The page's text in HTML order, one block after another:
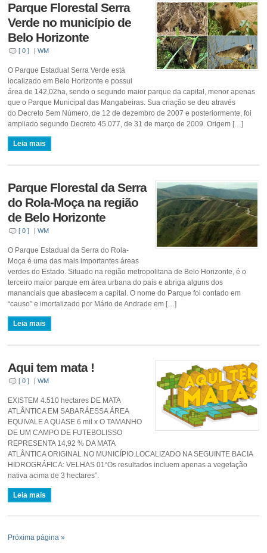
Parque Florestal Serra
Verde no município de
Belo Horizonte
[ 0 ] |WM
O Parque Estadual Serra Verde está
localizado em Belo Horizonte e possui
área de 142,02ha, sendo o segundo maior parque da capital, menor apenas
que o Parque Municipal das Mangabeiras. Sua criação se deu através
do Decreto Sem Número, de 12 de dezembro de 2007 e posteriormente, foi
ampliado segundo Decreto 45.077, de 31 de março de 2009. Origem […]
Leia mais
Parque Florestal da Serra
do Rola-Moça na região
de Belo Horizonte
[ 0 ] |WM
O Parque Estadual da Serra do Rola-
Moça é uma das mais importantes áreas
verdes do Estado. Situado na região metropolitana de Belo Horizonte, é o
terceiro maior parque em área urbana do país e abriga alguns dos
mananciais que abastecem a capital. O nome do Parque foi contado em
“causo” e imortalizado por Mário de Andrade em […]
Leia mais
Aqui tem mata !
[ 0 ] |WM
EXISTEM 4.510 hectares DE MATA
ATLÂNTICA EM SABARÁESSA ÁREA
EQUIVALE A QUASE 6 mil x O TAMANHO
DE UM CAMPO DE FUTEBOLISSO
REPRESENTA 14,92 % DA MATA
ATLÂNTICA ORIGINAL NO MUNICÍPIO.LOCALIZADO NA SEGUINTE BACIA
HIDROGRÁFICA: VELHAS 01“Os resultados incluem apenas a vegetação
nativa acima de 3 hectares”.
Leia mais
Próxima página »